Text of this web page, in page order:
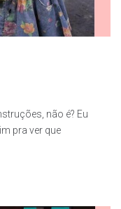
não é? Eu
pra ver que